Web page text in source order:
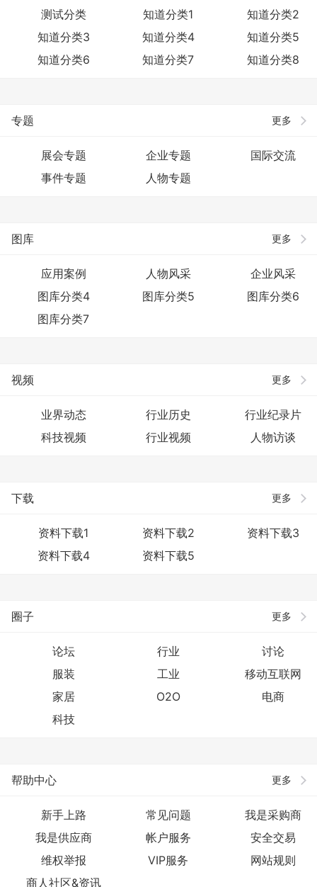
测试分类
知道分类1
知道分类2
知道分类3
知道分类4
知道分类5
知道分类6
知道分类7 知道分类8
更多
专题
展会专题 企业专题
国际交流
事件专题
人物专题
更多
图库
应用案例 人物风采
企业风采
图库分类4
图库分类5
图库分类6
图库分类7
更多
视频
业界动态 行业历史
行业纪录片
科技视频
行业视频 人物访谈
更多
下载
资料下载1 资料下载2
资料下载3
资料下载4
资料下载5
更多
圈子
论坛 行业
讨论
服装
工业
移动互联网
家居
O2O
电商
科技
更多
帮助中心
新手上路 常见问题
我是采购商
我是供应商
帐户服务
安全交易
维权举报
VIP服务
网站规则
商人社区&资讯